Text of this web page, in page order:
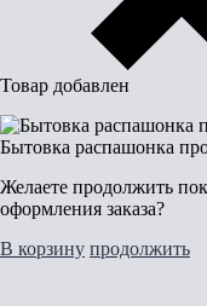
Товар добавлен
Бытовка распашонка
Желаете продолжить
оформления заказа?
В корзину продолжить